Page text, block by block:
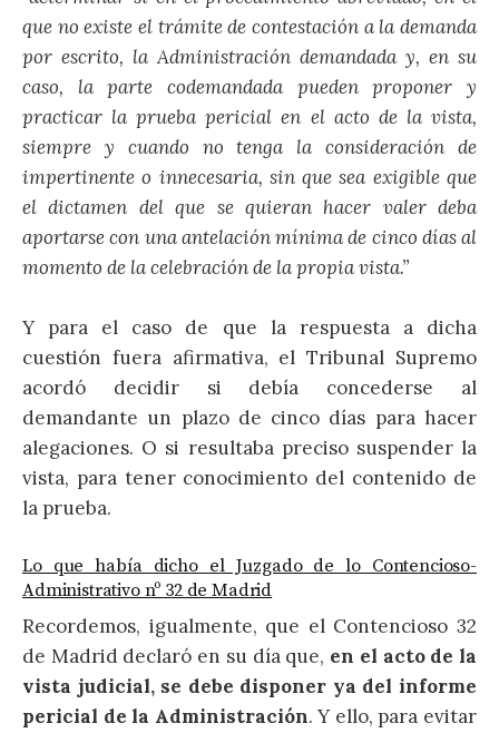
que no existe el trámite de contestación a la demanda
por escrito, la Administración demandada y, en su
caso, la parte codemandada pueden proponer y
practicar la prueba pericial en el acto de la vista,
siempre y cuando no tenga la consideración de
impertinente o innecesaria, sin que sea exigible que
el dictamen del que se quieran hacer valer deba
aportarse con una antelación mínima de cinco días al
momento de la celebración de la propia vista.”
Y para el caso de que la respuesta a dicha
cuestión fuera afirmativa, el Tribunal Supremo
acordó decidir si debía concederse al
demandante un plazo de cinco días para hacer
alegaciones. O si resultaba preciso suspender la
vista, para tener conocimiento del contenido de
la prueba.
Lo que había dicho el Juzgado de lo Contencioso-
Administrativo nº 32 de Madrid
Recordemos, igualmente, que el Contencioso 32
de Madrid declaró en su día que, en el acto de la
vista judicial, se debe disponer ya del informe
pericial de la Administración. Y ello, para evitar